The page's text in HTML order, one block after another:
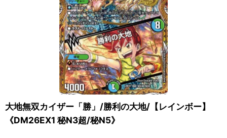
大地無双カイザー「勝」/勝利の大地/【レインボー】
《DM26EX1 秘N3超/秘N5》